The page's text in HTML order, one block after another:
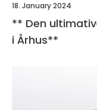
18. January 2024
** Den
i Århus**